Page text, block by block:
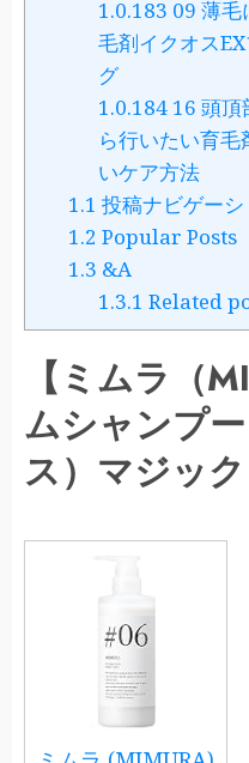
1.0.183 09 薄毛
毛剤イクオス
グ
1.0.184 16 頭頂
ら行いたい育
いケア方法
1.1 投稿ナビゲーシ
1.2 Popular Posts
1.3 &A
1.3.1 Related
【ミムラ（
ムシャンプ
ス）マジッ